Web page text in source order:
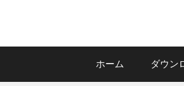
ホーム ダウン